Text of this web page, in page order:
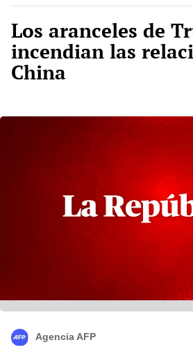
Los aranceles de
incendian las
China
Agencia AFP